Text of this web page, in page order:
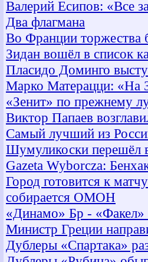
Валерий Есипов: «Все
Два флагмана
Во Франции торжества
Зидан вошёл в список
Пласидо Доминго
Марко Матерацци: «На
«Зенит» по прежнему
Виктор Папаев
Самый лучший из
Шумуликоски перешёл
Gazeta Wyborcza:
Город готовится к
собирается ОМОН
«Динамо» Бр - «Факел»
Министр Греции
Дублеры «Спартака»